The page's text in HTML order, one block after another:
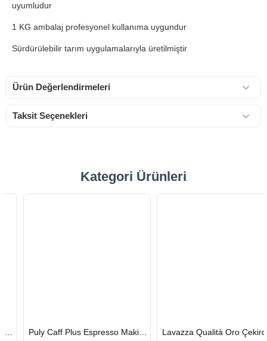
uyumludur
1 KG ambalaj profesyonel kullanıma uygundur
Sürdürülebilir tarım uygulamalarıyla üretilmiştir
Ürün Değerlendirmeleri
Taksit Seçenekleri
Kategori Ürünleri
GÖNDERİ
Puly Caff Plus Espresso Makinesi Temizleyici Tablet 100 x 1.35 G
GÖNDERİ
Lavazza Qualità Oro Çekirdek Kahve 1 KG x 2